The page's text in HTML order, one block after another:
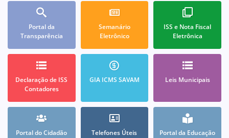
Portal da
Transparência
Semanário
Eletrônico
ISS e Nota Fiscal
Eletrônica
Declaração de ISS
Contadores
GIA ICMS SAVAM Leis Municipais
Portal do Cidadão Telefones Úteis Portal da Educação